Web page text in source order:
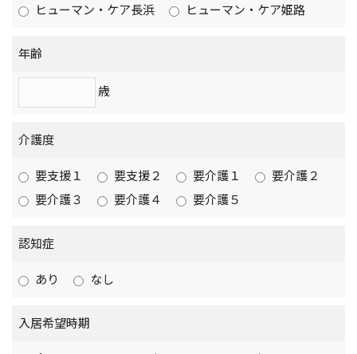
ヒューマン・ケア長浜 ヒューマン・ケア姫路
年齢
歳
介護度
要支援１ 要支援２ 要介護１
要介護２
要介護３
要介護４ 要介護５
認知症
あり なし
入居希望時期